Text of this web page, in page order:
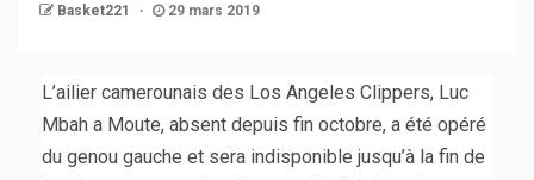
Basket221 29 mars 2019
L’ailier camerounais des Los Angeles Clippers, Luc
Mbah a Moute, absent depuis fin octobre, a été opéré
du genou gauche et sera indisponible jusqu’à la fin de